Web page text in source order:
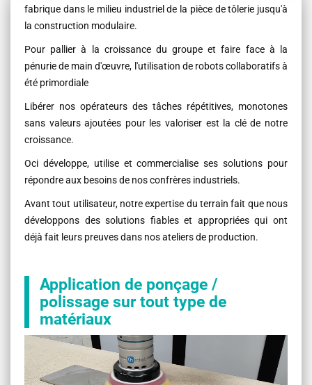
fabrique dans le milieu industriel de la pièce de tôlerie jusqu'à
la construction modulaire.
Pour pallier à la croissance du groupe et faire face à la
pénurie de main d'œuvre, l'utilisation de robots collaboratifs à
été primordiale
Libérer nos opérateurs des tâches répétitives, monotones
sans valeurs ajoutées pour les valoriser est la clé de notre
croissance.
Oci développe, utilise et commercialise ses solutions pour
répondre aux besoins de nos confrères industriels.
Avant tout utilisateur, notre expertise du terrain fait que nous
développons des solutions fiables et appropriées qui ont
déjà fait leurs preuves dans nos ateliers de production.
Application de ponçage /
polissage sur tout type de
matériaux